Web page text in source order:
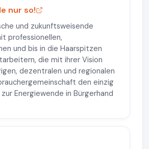
nur so!
und zukunftsweisende
professionellen,
und bis in die Haarspitzen
die mit ihrer Vision
dezentralen und regionalen
den einzig
Energiewende in Bürgerhand